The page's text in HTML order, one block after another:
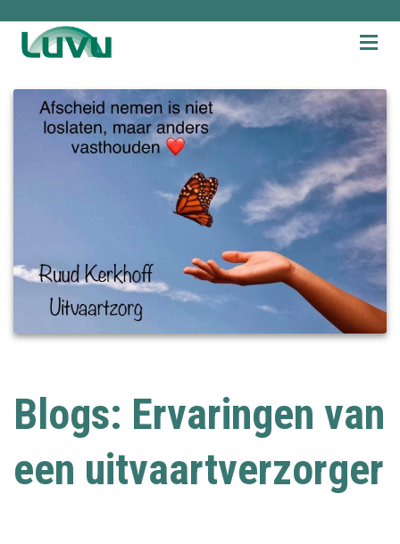
Blogs: Ervaringen van
een uitvaartverzorger